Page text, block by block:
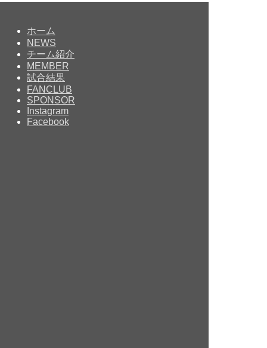
ホーム
NEWS
チーム紹介
MEMBER
試合結果
FANCLUB
SPONSOR
Instagram
Facebook